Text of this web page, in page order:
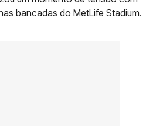
bancadas do MetLife Stadium.